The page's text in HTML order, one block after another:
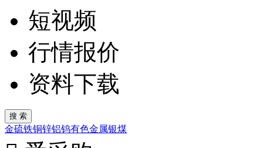
短视频
行情报价
资料下载
金硫铁铜锌铝钨有色金属银煤